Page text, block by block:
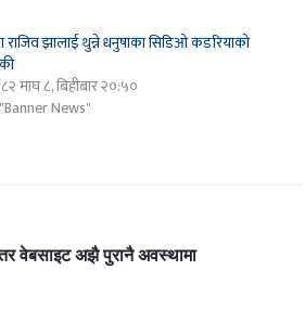
राजिव झालाई थुन्ने धनुषाका सिडिओ कडरियाको
माघ ८, बिहीबार २०:५०
News"
वेबसाइट अझै पुरानै अवस्थामा